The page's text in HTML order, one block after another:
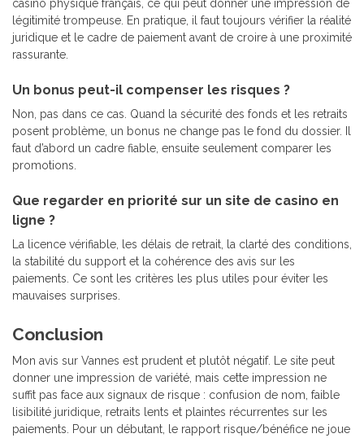
casino physique français, ce qui peut donner une impression de
légitimité trompeuse. En pratique, il faut toujours vérifier la réalité
juridique et le cadre de paiement avant de croire à une proximité
rassurante.
Un bonus peut-il compenser les risques ?
Non, pas dans ce cas. Quand la sécurité des fonds et les retraits
posent problème, un bonus ne change pas le fond du dossier. Il
faut d’abord un cadre fiable, ensuite seulement comparer les
promotions.
Que regarder en priorité sur un site de casino en
ligne ?
La licence vérifiable, les délais de retrait, la clarté des conditions,
la stabilité du support et la cohérence des avis sur les
paiements. Ce sont les critères les plus utiles pour éviter les
mauvaises surprises.
Conclusion
Mon avis sur Vannes est prudent et plutôt négatif. Le site peut
donner une impression de variété, mais cette impression ne
suffit pas face aux signaux de risque : confusion de nom, faible
lisibilité juridique, retraits lents et plaintes récurrentes sur les
paiements. Pour un débutant, le rapport risque/bénéfice ne joue